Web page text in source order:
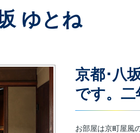
ゆとね
京都･八
です。二
お部屋は京町屋風